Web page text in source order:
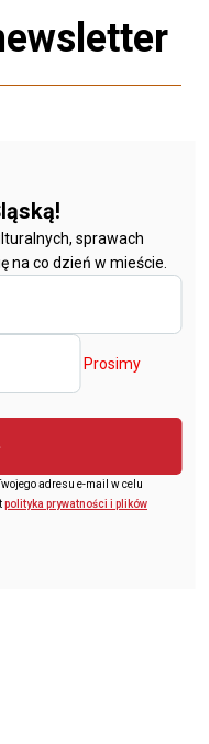
sprawach
na co dzień w mieście.
Prosimy
adresu e-mail w celu
polityka prywatności i plików